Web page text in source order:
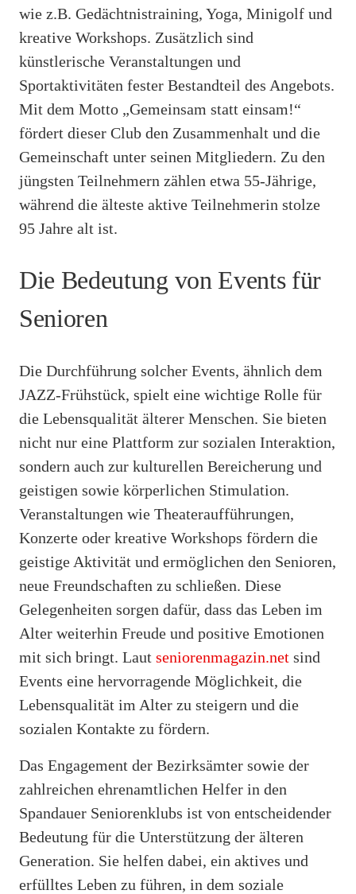
wie z.B. Gedächtnistraining, Yoga, Minigolf und
kreative Workshops. Zusätzlich sind
künstlerische Veranstaltungen und
Sportaktivitäten fester Bestandteil des Angebots.
Mit dem Motto „Gemeinsam statt einsam!“
fördert dieser Club den Zusammenhalt und die
Gemeinschaft unter seinen Mitgliedern. Zu den
jüngsten Teilnehmern zählen etwa 55-Jährige,
während die älteste aktive Teilnehmerin stolze
95 Jahre alt ist.
Die Bedeutung von Events für
Senioren
Die Durchführung solcher Events, ähnlich dem
JAZZ-Frühstück, spielt eine wichtige Rolle für
die Lebensqualität älterer Menschen. Sie bieten
nicht nur eine Plattform zur sozialen Interaktion,
sondern auch zur kulturellen Bereicherung und
geistigen sowie körperlichen Stimulation.
Veranstaltungen wie Theateraufführungen,
Konzerte oder kreative Workshops fördern die
geistige Aktivität und ermöglichen den Senioren,
neue Freundschaften zu schließen. Diese
Gelegenheiten sorgen dafür, dass das Leben im
Alter weiterhin Freude und positive Emotionen
mit sich bringt. Laut seniorenmagazin.net sind
Events eine hervorragende Möglichkeit, die
Lebensqualität im Alter zu steigern und die
sozialen Kontakte zu fördern.
Das Engagement der Bezirksämter sowie der
zahlreichen ehrenamtlichen Helfer in den
Spandauer Seniorenklubs ist von entscheidender
Bedeutung für die Unterstützung der älteren
Generation. Sie helfen dabei, ein aktives und
erfülltes Leben zu führen, in dem soziale